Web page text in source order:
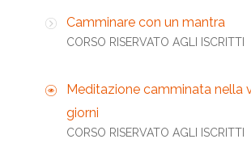
Camminare con un mantra
CORSO RISERVATO AGLI ISCRITTI
Meditazione camminata nella
giorni
CORSO RISERVATO AGLI ISCRITTI